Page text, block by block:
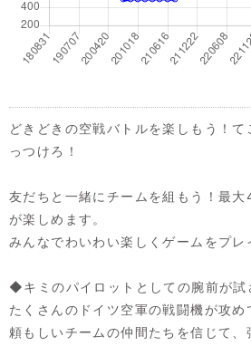
どきどきの空戦バトルを楽しもう！
っつけろ！
友だちと一緒にチームを組もう！最
が楽しめます。
みんなでわいわい楽しくゲームをプレ
◆キミのパイロットとしての腕前が試
たくさんのドイツ空軍の戦闘機が攻め
頼もしいチームの仲間たちを信じて、